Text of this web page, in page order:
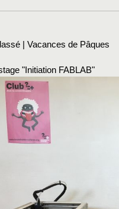
| Vacances de Pâques
"Initiation FABLAB"